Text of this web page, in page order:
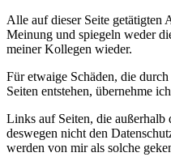
Alle auf dieser Seite getätigten
Meinung und spiegeln weder
meiner Kollegen wieder.
Für etwaige Schäden, die
Seiten entstehen, übernehme
Links auf Seiten, die außerhalb
deswegen nicht den
werden von mir als solche